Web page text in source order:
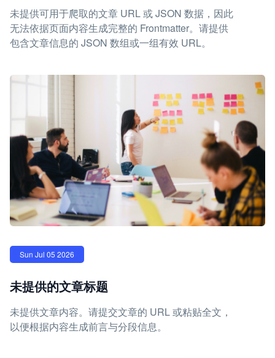
未提供可用于爬取的文章 URL 或 JSON 数据，因此
无法依据页面内容生成完整的 Frontmatter。请提供
包含文章信息的 JSON 数组或一组有效 URL。
Sun Jul 05 2026
未提供的文章标题
未提供文章内容。请提交文章的 URL 或粘贴全文，
以便根据内容生成前言与分段信息。